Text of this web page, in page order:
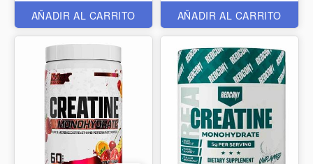
AÑADIR AL CARRITO
AÑADIR AL CARRITO